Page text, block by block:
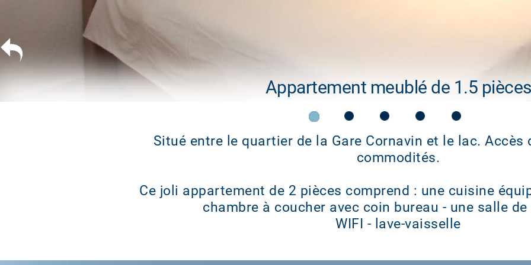
Appartement meublé de 1.5 pièces
Situé entre le quartier de la Gare Cornavin et le lac.
commodités.
Ce joli appartement de 2 pièces comprend : une cuisine
chambre à coucher avec coin bureau - une salle
WIFI - lave-vaisselle